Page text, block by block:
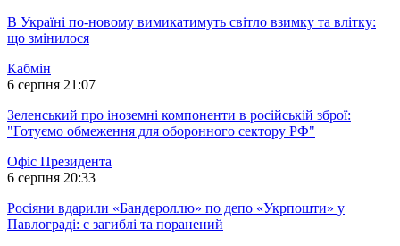
В Україні по-новому вимикатимуть світло взимку та влітку:
що змінилося
Кабмін
6 серпня 21:07
Зеленський про іноземні компоненти в російській зброї:
"Готуємо обмеження для оборонного сектору РФ"
Офіс Президента
6 серпня 20:33
Росіяни вдарили «Бандероллю» по депо «Укрпошти» у
Павлограді: є загиблі та поранений